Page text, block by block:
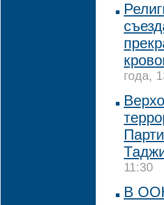
года,
11:30
В